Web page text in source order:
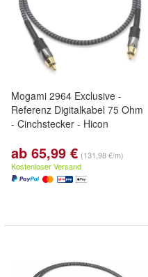
Mogami 2964 Exclusive -
Referenz Digitalkabel 75 Ohm
- Cinchstecker - Hicon
ab 65,99 € (131,98 €/m)
Kostenloser Versand